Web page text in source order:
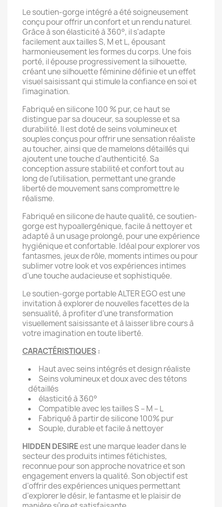
Le soutien-gorge intégré a été soigneusement
conçu pour offrir un confort et un rendu naturel.
Grâce à son élasticité à 360°, il s'adapte
facilement aux tailles S, M et L, épousant
harmonieusement les formes du corps. Une fois
porté, il épouse progressivement la silhouette,
créant une silhouette féminine définie et un effet
visuel saisissant qui stimule la confiance en soi et
l'imagination.
Fabriqué en silicone 100 % pur, ce haut se
distingue par sa douceur, sa souplesse et sa
durabilité. Il est doté de seins volumineux et
souples conçus pour offrir une sensation réaliste
au toucher, ainsi que de mamelons détaillés qui
ajoutent une touche d'authenticité. Sa
conception assure stabilité et confort tout au
long de l'utilisation, permettant une grande
liberté de mouvement sans compromettre le
réalisme.
Fabriqué en silicone de haute qualité, ce soutien-
gorge est hypoallergénique, facile à nettoyer et
adapté à un usage prolongé, pour une expérience
hygiénique et confortable. Idéal pour explorer vos
fantasmes, jeux de rôle, moments intimes ou pour
sublimer votre look et vos expériences intimes
d'une touche audacieuse et sophistiquée.
Le soutien-gorge portable ALTER EGO est une
invitation à explorer de nouvelles facettes de la
sensualité, à profiter d'une transformation
visuellement saisissante et à laisser libre cours à
votre imagination en toute liberté.
CARACTÉRISTIQUES:
Haut avec seins intégrés et design réaliste
Seins volumineux et doux avec des tétons
détaillés
élasticité à 360°
Compatible avec les tailles S – M – L
Fabriqué à partir de silicone 100% pur
Souple, durable et facile à nettoyer
HIDDEN DESIREest une marque leader dans le
secteur des produits intimes fétichistes,
reconnue pour son approche novatrice et son
engagement envers la qualité. Son objectif est
d'offrir des expériences uniques permettant
d'explorer le désir, le fantasme et le plaisir de